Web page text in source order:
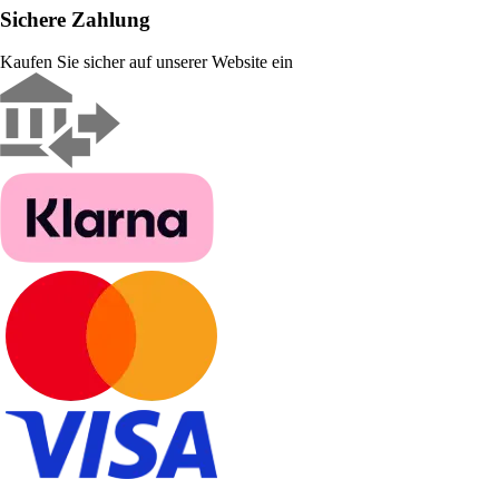
Sichere Zahlung
Kaufen Sie sicher auf unserer Website ein